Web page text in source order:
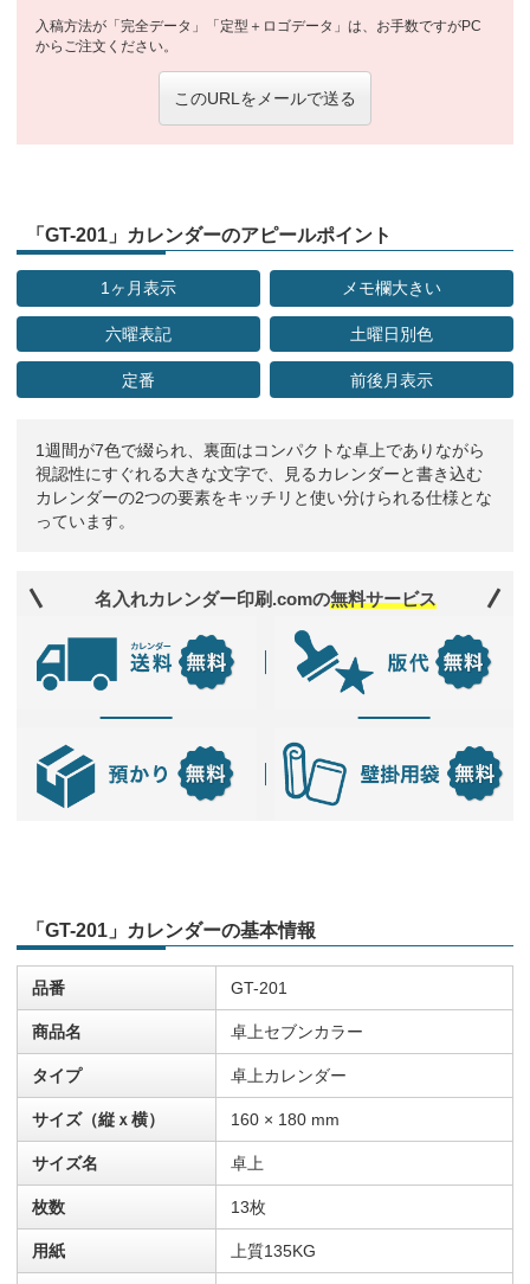
入稿方法が「完全データ」「定型＋ロゴデータ」は、お手数ですがPC
からご注文ください。
このURLをメールで送る
「GT-201」カレンダーのアピールポイント
1ヶ月表示 メモ欄大きい
六曜表記 土曜日別色
定番 前後月表示
1週間が7色で綴られ、裏面はコンパクトな卓上でありながら
視認性にすぐれる大きな文字で、見るカレンダーと書き込む
カレンダーの2つの要素をキッチリと使い分けられる仕様とな
っています。
名入れカレンダー印刷.comの無料サービス
「GT-201」カレンダーの基本情報
品番 GT-201
商品名 卓上セブンカラー
タイプ 卓上カレンダー
サイズ（縦ｘ横） 160 × 180 mm
サイズ名 卓上
枚数 13枚
用紙 上質135KG